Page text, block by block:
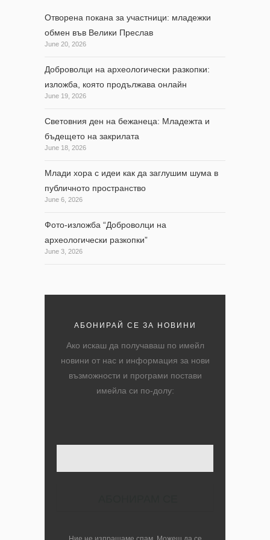
Отворена покана за участници: младежки
обмен във Велики Преслав
June 20, 2026
Доброволци на археологически разкопки:
изложба, която продължава онлайн
June 19, 2026
Световния ден на бежанеца: Младежта и
бъдещето на закрилата
June 18, 2026
Млади хора с идеи как да заглушим шума в
публичното пространство
June 6, 2026
Фото-изложба “Доброволци на
археологически разкопки”
June 3, 2026
АБОНИРАЙ СЕ ЗА НОВИНИ
Ако искаш да получаваш по имейл
новини от нас и информация за нови
възможности и програми постави
имейла си по-долу: